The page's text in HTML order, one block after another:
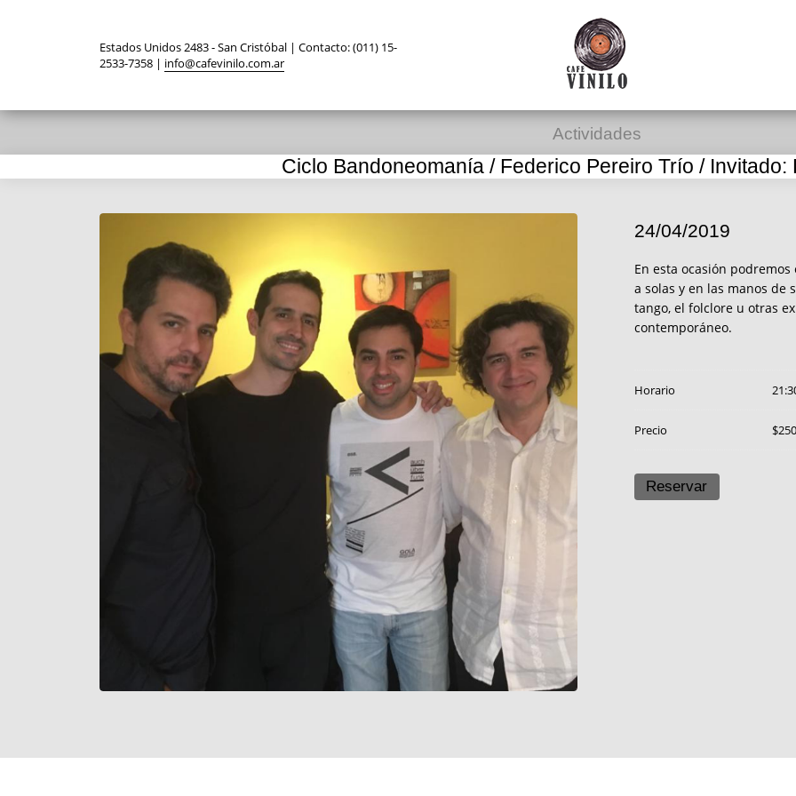
Estados Unidos 2483 - San Cristóbal | Contacto: (011) 15-
2533-7358 | info@cafevinilo.com.ar
Actividades
Ciclo Bandoneomanía / Federico Pereiro Trío / Invitado:
24/04/2019
En esta ocasión
a solas y en las manos de
tango, el folclore u otras
contemporáneo.
Horario
Precio
Reservar